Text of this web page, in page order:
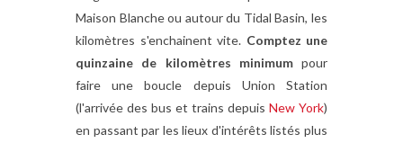
Maison Blanche ou autour du Tidal Basin, les
kilomètres s'enchainent vite. Comptez une
quinzaine de kilomètres minimumpour
faire une boucle depuis Union Station
(l'arrivée des bus et trains depuis New York)
en passant par les lieux d'intérêts listés plus